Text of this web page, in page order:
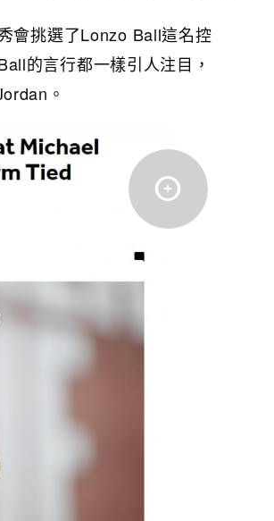
會挑選了Lonzo Ball這名控
的言行都一樣引人注目，
。